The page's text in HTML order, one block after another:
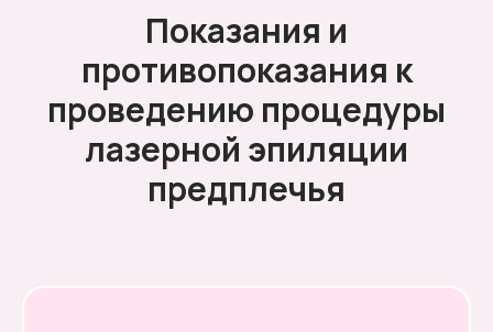
Показания и
противопоказания к
проведению процедуры
лазерной эпиляции
предплечья